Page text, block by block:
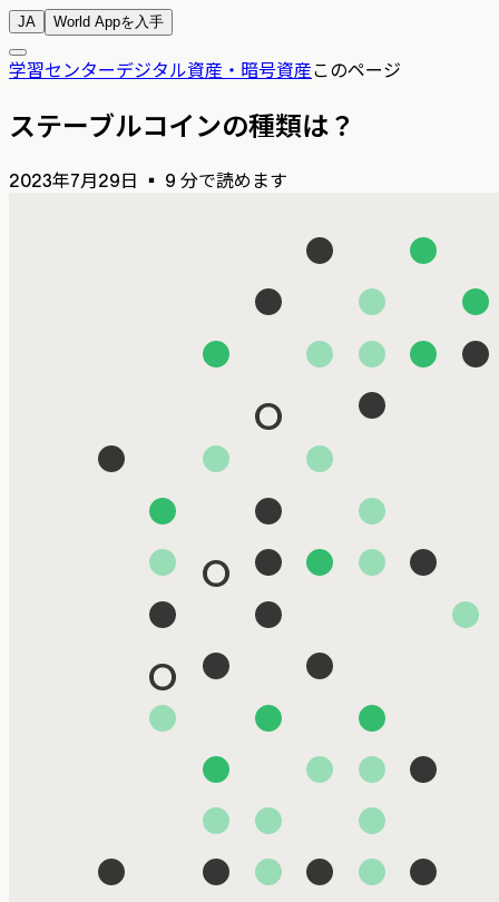
JA World Appを入手
学習センターデジタル資産・暗号資産このページ
ステーブルコインの種類は？
2023年7月29日 ▪ 9 分で読めます